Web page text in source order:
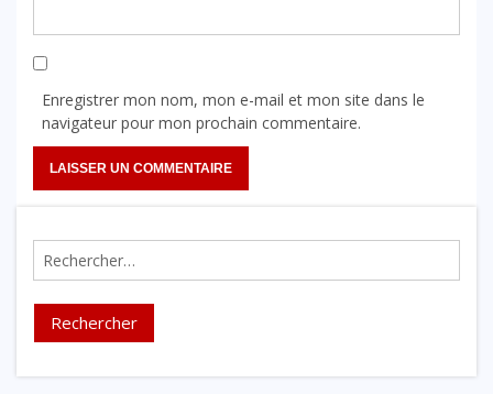
Enregistrer mon nom, mon e-mail et mon site dans le
navigateur pour mon prochain commentaire.
Rechercher :